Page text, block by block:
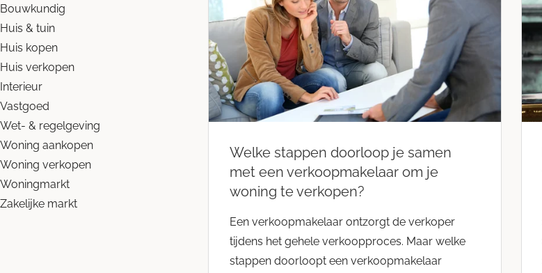
Bouwkundig
Huis & tuin
Huis kopen
Huis verkopen
Interieur
Vastgoed
Wet- & regelgeving
Woning aankopen
Woning verkopen
Woningmarkt
Zakelijke markt
Welke stappen doorloop je samen
met een verkoopmakelaar om je
woning te verkopen?
Een verkoopmakelaar ontzorgt de verkoper
tijdens het gehele verkoopproces. Maar welke
stappen doorloopt een verkoopmakelaar